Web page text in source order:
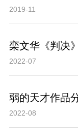
2019-11
栾文华《判决
2022-07
弱的天才作品
2022-08